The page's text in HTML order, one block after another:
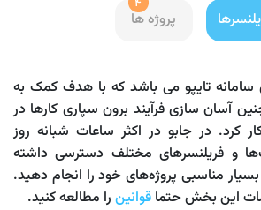
تایپو می باشد که با هدف کمک به
آسان سازی فرآیند برون سپاری کارها در
به کار کرد. در جابو در اکثر ساعات شبانه روز
و فریلنسرهای مختلف دسترسی داشته
مناسبی پروژه‌های خود را انجام دهید.
این بخش حتما قوانین را مطالعه کنید.